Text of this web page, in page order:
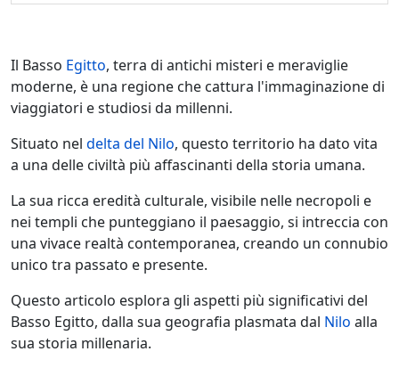
Il Basso Egitto, terra di antichi misteri e meraviglie
moderne, è una regione che cattura l'immaginazione di
viaggiatori e studiosi da millenni.
Situato nel delta del Nilo, questo territorio ha dato vita
a una delle civiltà più affascinanti della storia umana.
La sua ricca eredità culturale, visibile nelle necropoli e
nei templi che punteggiano il paesaggio, si intreccia con
una vivace realtà contemporanea, creando un connubio
unico tra passato e presente.
Questo articolo esplora gli aspetti più significativi del
Basso Egitto, dalla sua geografia plasmata dal Nilo alla
sua storia millenaria.